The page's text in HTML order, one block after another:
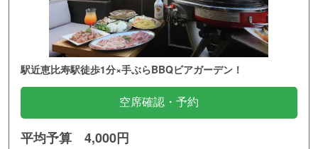
駅近恵比寿駅徒歩1分×手ぶらBBQビアガーデン！
空席確認・予約
平均予算 4,000円